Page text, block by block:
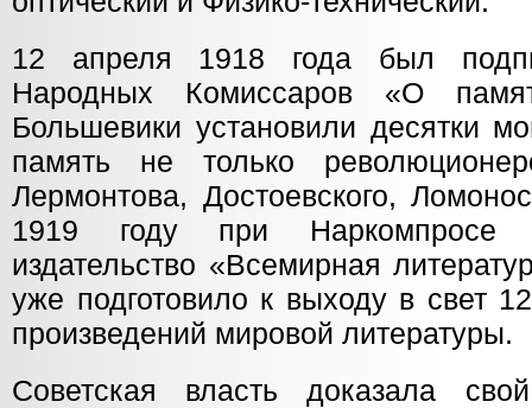
12 апреля 1918 года был
Народных Комиссаров «О
Большевики установили десятки
память не только
Лермонтова, Достоевского,
1919 году при Наркомпросе
издательство «Всемирная
уже подготовило к выходу в свет
произведений мировой литературы.
Советская власть доказала